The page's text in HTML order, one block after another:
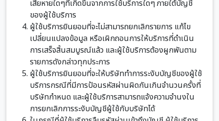
เสียหายใดๆที่เกิดขึ้นจากการใช้บริการใดๆ ภายใต้บัญชี
ของผู้ใช้บริการ
ผู้ใช้บริการยินยอมที่จะไม่สามารถยกเลิกรายการ แก้ไข
เปลี่ยนแปลงข้อมูล หรือเผิกถอนการให้บริการที่ดำเนิน
การเสร็จสิ้นสมบูรณ์แล้ว และผู้ใช้บริการต้องผูกพันตาม
รายการดังกล่าวทุกประการ
ผู้ใช้บริการยินยอมที่จะให้บริษัททำการระงับบัญชีของผู้ใช้
บริการกรณีที่มีการป้อนรหัสผ่านผิดกันเกินจำนวนครั้งที่
บริษัทกำหนด และผู้ใช้บริการสามารถแจ้งความจำนงใน
การยกเลิกการระงับบัญชีผู้ใช้กับบริษัทได้